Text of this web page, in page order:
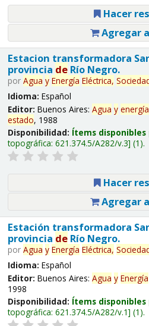
Hacer
Agregar
Estacion transformadora
provincia deRío Negro.
por Agua y Energía Eléctrica,
Idioma: Español
Editor: Buenos Aires: Agua y energía
estado, 1988
Disponibilidad: Ítems
topográfica: 621.374.5/A282/v.3 (1).
Hacer
Agregar
Estación transformadora
provincia deRío Negro.
por Agua y Energía Eléctrica,
Idioma: Español
Editor: Buenos Aires: Agua y Energía
1998
Disponibilidad: Ítems
topográfica: 621.374.5/A282/v.1 (1).